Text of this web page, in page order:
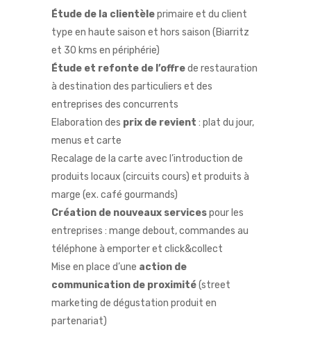
Étude de la clientèleprimaire et du client
type en haute saison et hors saison (Biarritz
et 30 kms en périphérie)
Étude et refonte de l’offrede restauration
à destination des particuliers et des
entreprises des concurrents
Elaboration des prix de revient : plat du jour,
menus et carte
Recalage de la carte avec l’introduction de
produits locaux (circuits cours) et produits à
marge (ex. café gourmands)
Création de nouveaux servicespour les
entreprises : mange debout, commandes au
téléphone à emporter et click&collect
Mise en place d’une action de
communication de proximité(street
marketing de dégustation produit en
partenariat)